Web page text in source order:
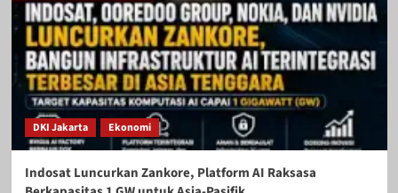
DKI Jakarta Ekonomi
Indosat Luncurkan Zankore, Platform AI Raksasa